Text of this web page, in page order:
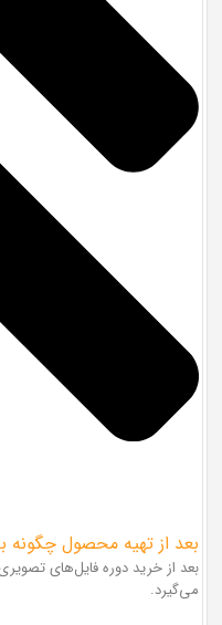
بعد از تهیه محصول چگونه
بعد از خرید دوره فایل‌های
می‌گیرد.